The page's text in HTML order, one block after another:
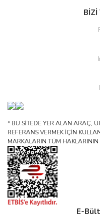
BİZİ
* BU SİTEDE YER ALAN ARAÇ,
REFERANS VERMEK İÇİN
MARKALARIN TÜM
E-